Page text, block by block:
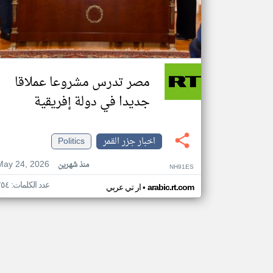
مصر تدرس مشروعا عملاقا
جديدا في دولة إفريقية
اخبار جزر القمر
Politics
24, 2026
منذ شهرين NH91ES
ار تي عربي• arabic.rt.com عدد الكلمات: ٢٥٤